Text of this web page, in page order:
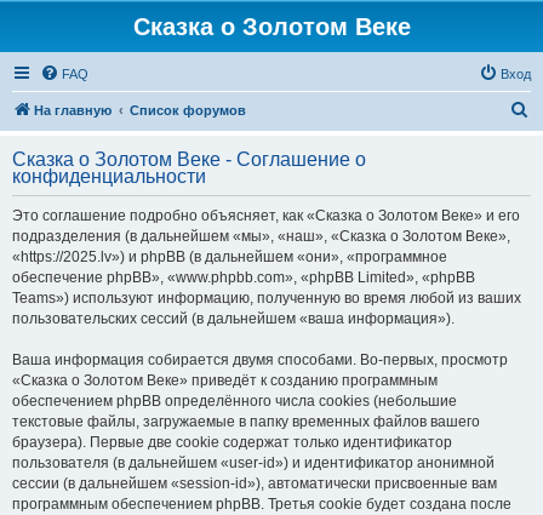
Сказка о Золотом Веке
FAQ Вход
На главную Список форумов
с
Сказка о Золотом Веке - Соглашение о
конфиденциальности
Это соглашение подробно объясняет, как «Сказка о Золотом Веке» и его
подразделения (в дальнейшем «мы», «наш», «Сказка о Золотом Веке»,
«https://2025.lv») и phpBB (в дальнейшем «они», «программное
обеспечение phpBB», «www.phpbb.com», «phpBB Limited», «phpBB
Teams») используют информацию, полученную во время любой из ваших
пользовательских сессий (в дальнейшем «ваша информация»).
Ваша информация собирается двумя способами. Во-первых, просмотр
«Сказка о Золотом Веке» приведёт к созданию программным
обеспечением phpBB определённого числа cookies (небольшие
текстовые файлы, загружаемые в папку временных файлов вашего
браузера). Первые две cookie содержат только идентификатор
пользователя (в дальнейшем «user-id») и идентификатор анонимной
сессии (в дальнейшем «session-id»), автоматически присвоенные вам
программным обеспечением phpBB. Третья cookie будет создана после